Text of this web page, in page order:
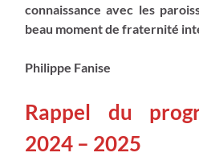
connaissance avec les
beau moment de fraternité
Philippe Fanise
Rappel du
2024 – 2025